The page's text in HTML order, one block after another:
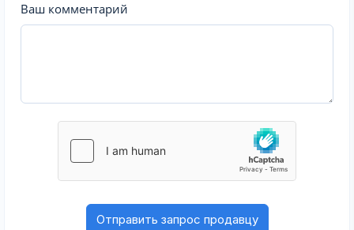
Ваш комментарий